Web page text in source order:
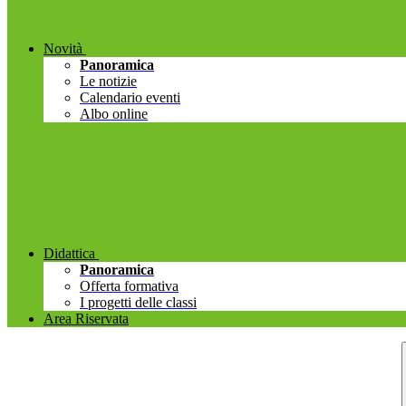
Novità
Panoramica
Le notizie
Calendario eventi
Albo online
Didattica
Panoramica
Offerta formativa
I progetti delle classi
Area Riservata